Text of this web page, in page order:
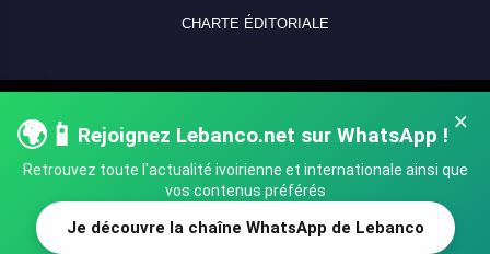
×
🌍📱 Rejoignez Lebanco.net sur WhatsApp !
Retrouvez toute l'actualité ivoirienne et internationale ainsi que
vos contenus préférés
Je découvre la chaîne WhatsApp de Lebanco
CHARTE ÉDITORIALE
réservés - All rights reserved.